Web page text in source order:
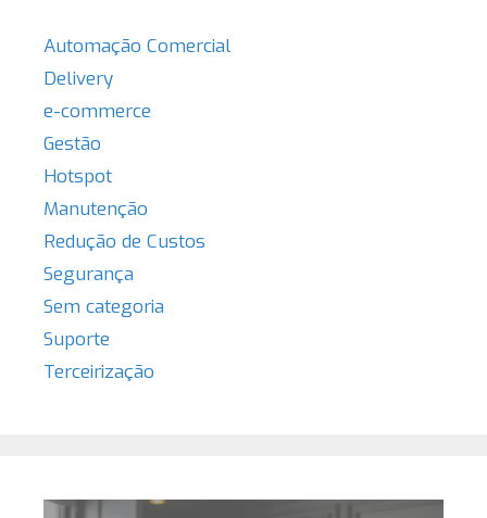
Automação Comercial
Delivery
e-commerce
Gestão
Hotspot
Manutenção
Redução de Custos
Segurança
Sem categoria
Suporte
Terceirização